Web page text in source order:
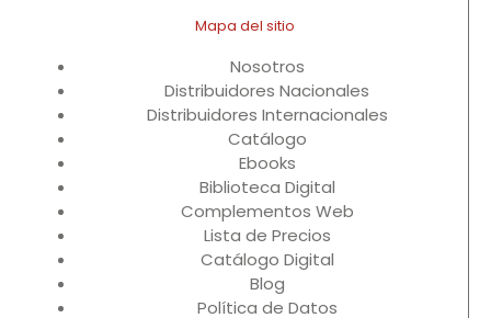
Mapa del sitio
Nosotros
Distribuidores Nacionales
Distribuidores Internacionales
Catálogo
Ebooks
Biblioteca Digital
Complementos Web
Lista de Precios
Catálogo Digital
Blog
Política de Datos